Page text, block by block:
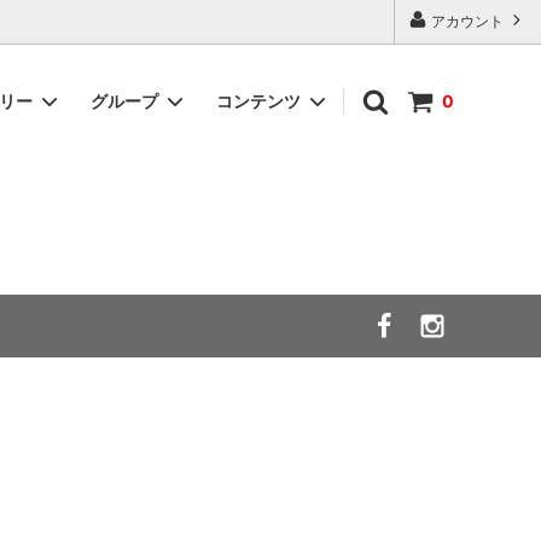
アカウント
0
ー グループ コンテンツ